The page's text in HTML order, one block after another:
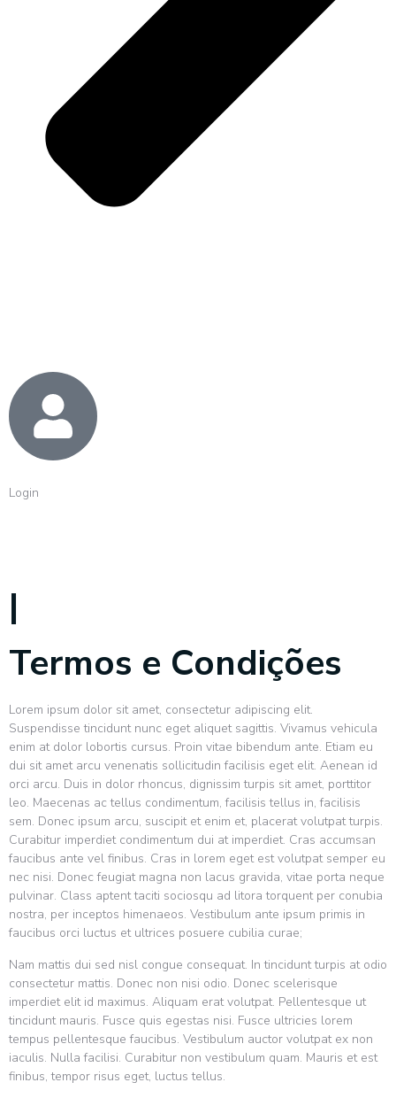
Login
|
Termos e Condições
Lorem ipsum dolor sit amet, consectetur adipiscing elit.
Suspendisse tincidunt nunc eget aliquet sagittis. Vivamus vehicula
enim at dolor lobortis cursus. Proin vitae bibendum ante. Etiam eu
dui sit amet arcu venenatis sollicitudin facilisis eget elit. Aenean id
orci arcu. Duis in dolor rhoncus, dignissim turpis sit amet, porttitor
leo. Maecenas ac tellus condimentum, facilisis tellus in, facilisis
sem. Donec ipsum arcu, suscipit et enim et, placerat volutpat turpis.
Curabitur imperdiet condimentum dui at imperdiet. Cras accumsan
faucibus ante vel finibus. Cras in lorem eget est volutpat semper eu
nec nisi. Donec feugiat magna non lacus gravida, vitae porta neque
pulvinar. Class aptent taciti sociosqu ad litora torquent per conubia
nostra, per inceptos himenaeos. Vestibulum ante ipsum primis in
faucibus orci luctus et ultrices posuere cubilia curae;
Nam mattis dui sed nisl congue consequat. In tincidunt turpis at odio
consectetur mattis. Donec non nisi odio. Donec scelerisque
imperdiet elit id maximus. Aliquam erat volutpat. Pellentesque ut
tincidunt mauris. Fusce quis egestas nisi. Fusce ultricies lorem
tempus pellentesque faucibus. Vestibulum auctor volutpat ex non
iaculis. Nulla facilisi. Curabitur non vestibulum quam. Mauris et est
finibus, tempor risus eget, luctus tellus.